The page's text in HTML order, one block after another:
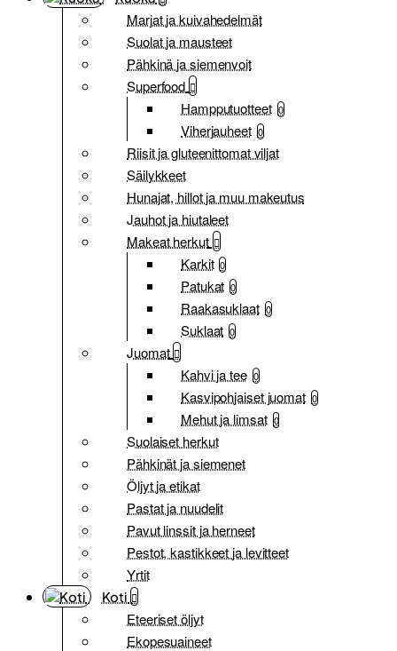
Marjat ja kuivahedelmät
Suolat ja mausteet
Pähkinä ja siemenvoit
Superfood
Hampputuotteet 0
Viherjauheet 0
Riisit ja gluteenittomat viljat
Säilykkeet
Hunajat, hillot ja muu makeutus
Jauhot ja hiutaleet
Makeat herkut
Karkit 0
Patukat 0
Raakasuklaat 0
Suklaat 0
Juomat
Kahvi ja tee 0
Kasvipohjaiset juomat 0
Mehut ja limsat 0
Suolaiset herkut
Pähkinät ja siemenet
Öljyt ja etikat
Pastat ja nuudelit
Pavut linssit ja herneet
Pestot, kastikkeet ja levitteet
Yrtit
Koti
Eteeriset öljyt
Ekopesuaineet